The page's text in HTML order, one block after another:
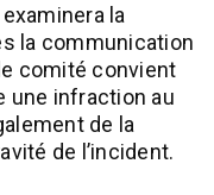
la
la communication
comité convient
une infraction au
de la
de l’incident.